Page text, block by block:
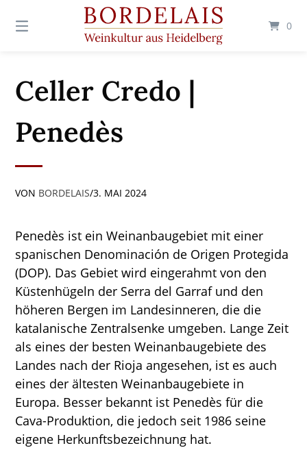
zum
0
Celler Credo |
Penedès
VON BORDELAIS/3. MAI 2024
Penedès ist ein Weinanbaugebiet mit einer
spanischen Denominación de Origen Protegida
(DOP). Das Gebiet wird eingerahmt von den
Küstenhügeln der Serra del Garraf und den
höheren Bergen im Landesinneren, die die
katalanische Zentralsenke umgeben. Lange Zeit
als eines der besten Weinanbaugebiete des
Landes nach der Rioja angesehen, ist es auch
eines der ältesten Weinanbaugebiete in
Europa. Besser bekannt ist Penedès für die
Cava-Produktion, die jedoch seit 1986 seine
eigene Herkunftsbezeichnung hat.